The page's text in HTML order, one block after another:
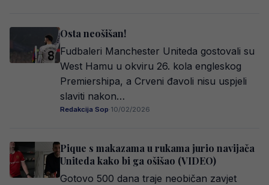
Osta neošišan!
Fudbaleri Manchester Uniteda gostovali su
West Hamu u okviru 26. kola engleskog
Premiershipa, a Crveni đavoli nisu uspjeli
slaviti nakon…
Redakcija Sop·10/02/2026
Pique s makazama u rukama jurio navijača
Uniteda kako bi ga ošišao (VIDEO)
Gotovo 500 dana traje neobičan zavjet